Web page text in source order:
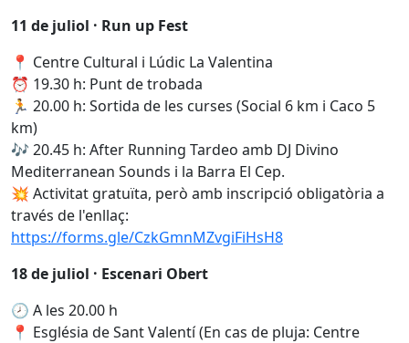
11 de juliol · Run up Fest
📍 Centre Cultural i Lúdic La Valentina
⏰ 19.30 h: Punt de trobada
🏃 20.00 h: Sortida de les curses (Social 6 km i Caco 5
km)
🎶 20.45 h: After Running Tardeo amb DJ Divino
Mediterranean Sounds i la Barra El Cep.
💥 Activitat gratuïta, però amb inscripció obligatòria a
través de l'enllaç:
https://forms.gle/CzkGmnMZvgiFiHsH8
18 de juliol · Escenari Obert
🕗 A les 20.00 h
📍 Església de Sant Valentí (En cas de pluja: Centre